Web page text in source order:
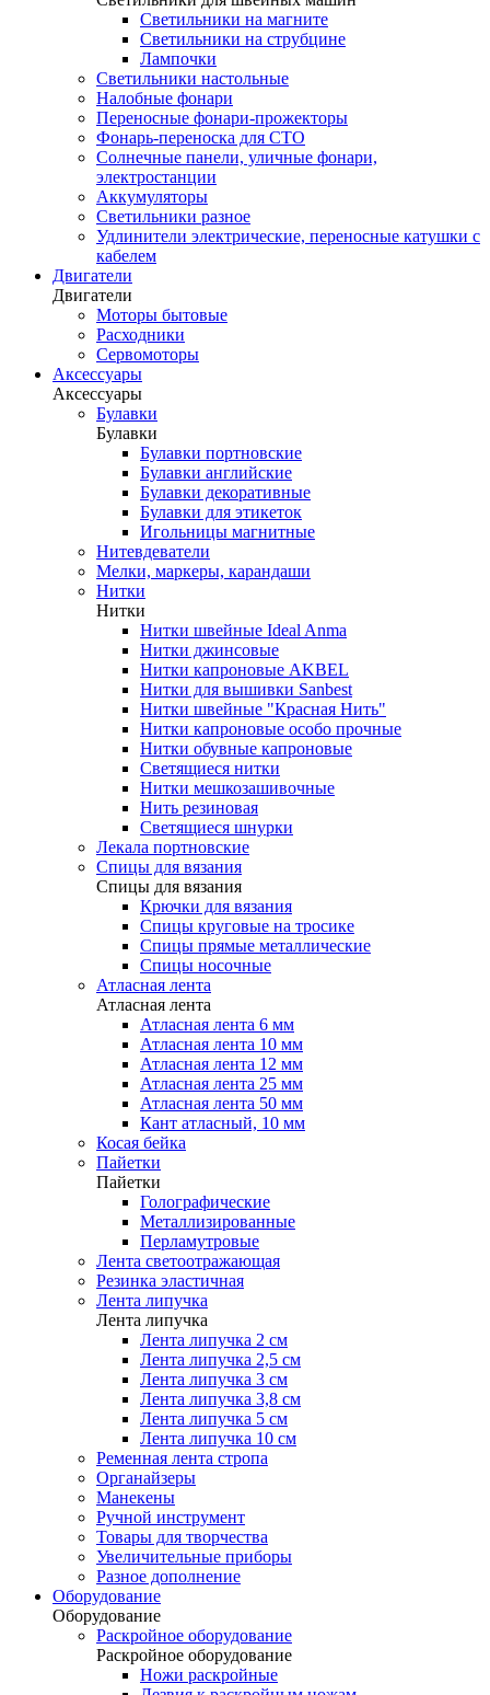
Светильники на магните
Светильники на струбцине
Лампочки
Светильники настольные
Налобные фонари
Переносные фонари-прожекторы
Фонарь-переноска для СТО
Солнечные панели, уличные фонари,
электростанции
Аккумуляторы
Светильники разное
Удлинители электрические, переносные катушки с
кабелем
Двигатели
Двигатели
Моторы бытовые
Расходники
Сервомоторы
Аксессуары
Аксессуары
Булавки
Булавки
Булавки портновские
Булавки английские
Булавки декоративные
Булавки для этикеток
Игольницы магнитные
Нитевдеватели
Мелки, маркеры, карандаши
Нитки
Нитки
Нитки швейные Ideal Anma
Нитки джинсовые
Нитки капроновые AKBEL
Нитки для вышивки Sanbest
Нитки швейные "Красная Нить"
Нитки капроновые особо прочные
Нитки обувные капроновые
Светящиеся нитки
Нитки мешкозашивочные
Нить резиновая
Светящиеся шнурки
Лекала портновские
Спицы для вязания
Спицы для вязания
Крючки для вязания
Спицы круговые на тросике
Спицы прямые металлические
Спицы носочные
Атласная лента
Атласная лента
Атласная лента 6 мм
Атласная лента 10 мм
Атласная лента 12 мм
Атласная лента 25 мм
Атласная лента 50 мм
Кант атласный, 10 мм
Косая бейка
Пайетки
Пайетки
Голографические
Металлизированные
Перламутровые
Лента светоотражающая
Резинка эластичная
Лента липучка
Лента липучка
Лента липучка 2 см
Лента липучка 2,5 см
Лента липучка 3 см
Лента липучка 3,8 см
Лента липучка 5 см
Лента липучка 10 см
Ременная лента стропа
Органайзеры
Манекены
Ручной инструмент
Товары для творчества
Увеличительные приборы
Разное дополнение
Оборудование
Оборудование
Раскройное оборудование
Раскройное оборудование
Ножи раскройные